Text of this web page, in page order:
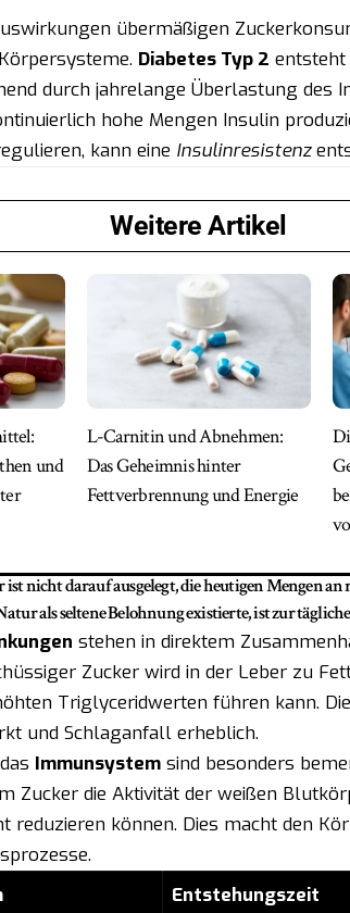
übermäßigen
Diabetes Typ 2 entsteht
durch jahrelange Überlastung des
hohe Mengen Insulin
kann eine Insulinresistenz
Weitere Artikel
und
L-Carnitin und Abnehmen:
Das Geheimnis hinter
Fettverbrennung und Energie
nicht darauf ausgelegt, die heutigen Mengen
als seltene Belohnung existierte, ist zur
stehen in direktem
Zucker wird in der Leber zu
Triglyceridwerten führen kann.
und Schlaganfall erheblich.
Immunsystemsind besonders
Zucker die Aktivität der weißen
reduzieren können. Dies macht den
Entstehungszeit